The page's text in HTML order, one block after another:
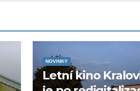
NOVINKY
Letní kino